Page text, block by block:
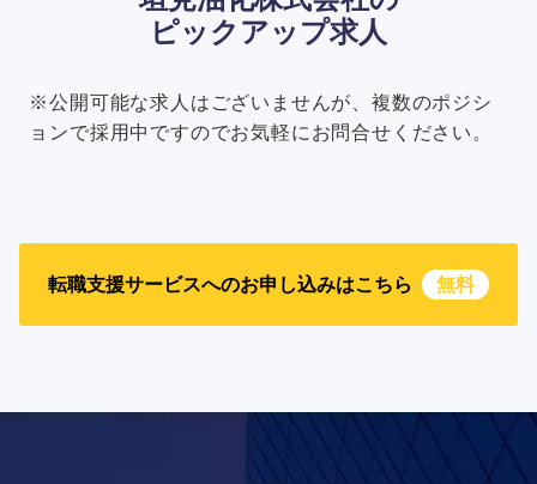
ピックアップ求人
※公開可能な求人はございませんが、複数のポジシ
ョンで採用中ですのでお気軽にお問合せください。
転職支援サービスへのお申し込みはこちら 無料